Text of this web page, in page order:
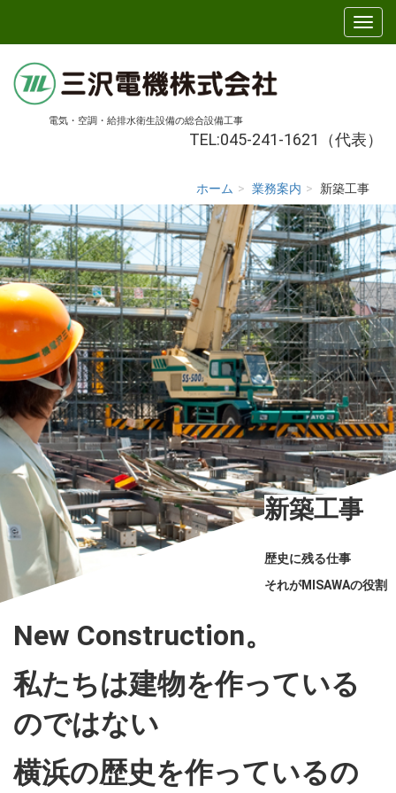
電気・空調・給排水衛生設備の総合設備工事
TEL:045-241-1621（代表）
ホーム 業務案内 新築工事
新築工事
歴史に残る仕事
それがMISAWAの役割
New Construction。
私たちは建物を作っている
のではない
横浜の歴史を作っているの